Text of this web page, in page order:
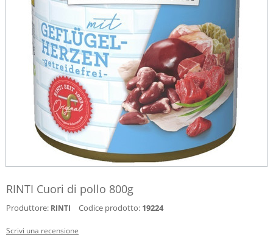
RINTI Cuori di pollo 800g
Produttore: RINTI Codice prodotto: 19224
Scrivi una recensione